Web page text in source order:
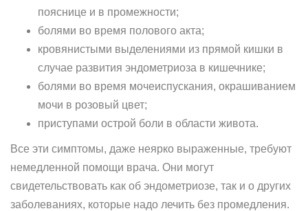
пояснице и в промежности;
болями во время полового акта;
кровянистыми выделениями из прямой кишки в
случае развития эндометриоза в кишечнике;
болями во время мочеиспускания, окрашиванием
мочи в розовый цвет;
приступами острой боли в области живота.
Все эти симптомы, даже неярко выраженные, требуют
немедленной помощи врача. Они могут
свидетельствовать как об эндометриозе, так и о других
заболеваниях, которые надо лечить без промедления.